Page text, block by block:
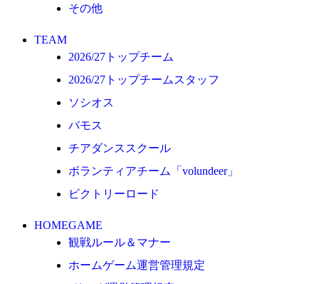
写真・動画使用ガイドライン
SCHEDULE
2026/27
練習見学時のファンサービスについて
奈良クラブ明治安田J3リーグ2026/27シーズン試
合観戦チケット
奈良クラブ明治安田Ｊ3リーグ 2026/27シーズン
観戦ルール＆マナー
FANCOMMUNITY
2026/27ファンコミュニティ
その他
TEAM
2026/27トップチーム
2026/27トップチームスタッフ
ソシオス
バモス
チアダンススクール
ボランティアチーム「volundeer」
ビクトリーロード
HOMEGAME
観戦ルール＆マナー
ホームゲーム運営管理規定